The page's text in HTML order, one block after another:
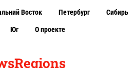
Восток Петербург Сибирь
Юг О проекте